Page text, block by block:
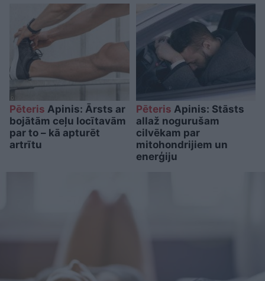
Pēteris Apinis: Ārsts ar
bojātām ceļu locītavām
par to – kā apturēt
artrītu
Pēteris Apinis: Stāsts
allaž nogurušam
cilvēkam par
mitohondrijiem un
enerģiju